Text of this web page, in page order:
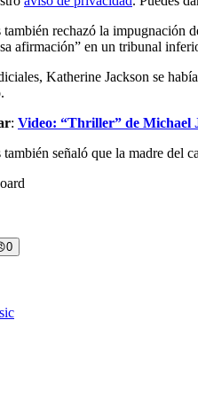
rechazó la impugnación
afirmación” en un tribunal
Katherine Jackson se
: Video: “Thriller” de Michael
señaló que la madre del
0